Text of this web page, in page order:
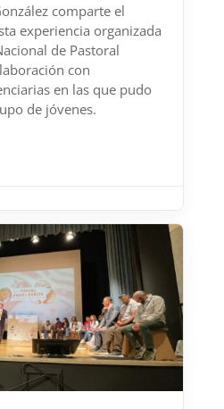
comparte el
experiencia organizada
de Pastoral
con
en las que pudo
de jóvenes.